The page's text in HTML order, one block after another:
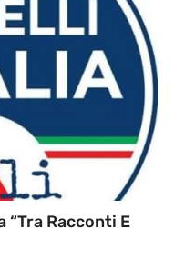
“tra Racconti E